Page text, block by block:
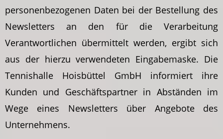
personenbezogenen Daten bei der Bestellung des
Newsletters an den für die Verarbeitung
Verantwortlichen übermittelt werden, ergibt sich
aus der hierzu verwendeten Eingabemaske. Die
Tennishalle Hoisbüttel GmbH informiert ihre
Kunden und Geschäftspartner in Abständen im
Wege eines Newsletters über Angebote des
Unternehmens.